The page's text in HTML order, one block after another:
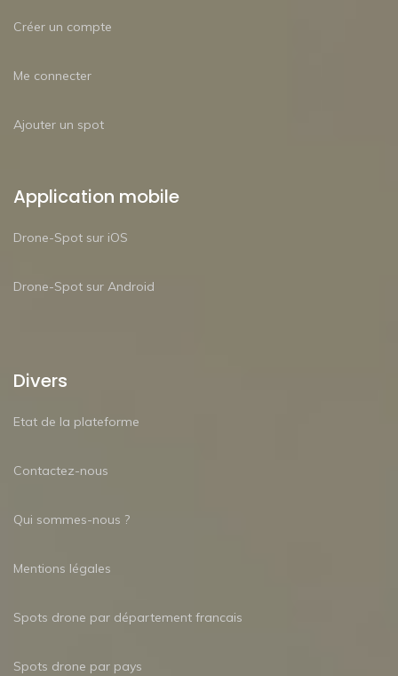
Créer un compte
Me connecter
Ajouter un spot
Application mobile
Drone-Spot sur iOS
Drone-Spot sur Android
Divers
Etat de la plateforme
Contactez-nous
Qui sommes-nous ?
Mentions légales
Spots drone par département francais
Spots drone par pays